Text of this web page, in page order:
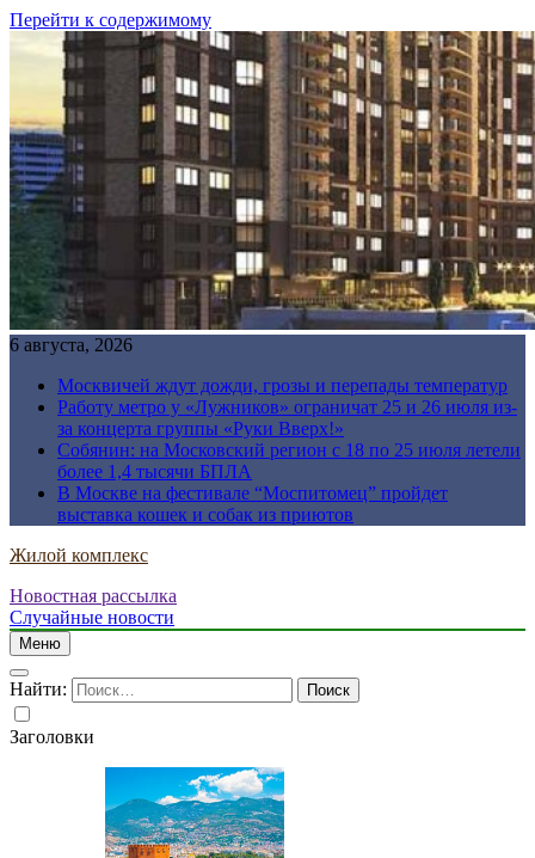
Перейти к содержимому
6 августа, 2026
Москвичей ждут дожди, грозы и перепады температур
Работу метро у «Лужников» ограничат 25 и 26 июля из-
за концерта группы «Руки Вверх!»
Собянин: на Московский регион с 18 по 25 июля летели
более 1,4 тысячи БПЛА
В Москве на фестивале “Моспитомец” пройдет
выставка кошек и собак из приютов
Жилой комплекс
Новостная рассылка
Случайные новости
Меню
Найти:
Заголовки